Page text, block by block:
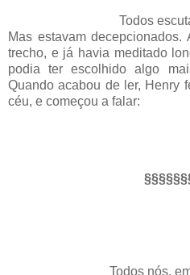
Todos escutaram
Mas estavam
trecho, e já havia meditado
podia ter escolhido algo
Quando acabou de ler, Henry
céu, e começou a falar:
Todos nós, em